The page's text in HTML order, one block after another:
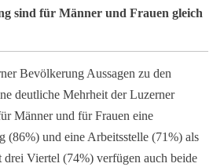
sind für Männer und Frauen gleich
Bevölkerung Aussagen zu den
deutliche Mehrheit der Luzerner
Männer und für Frauen eine
(86%) und eine Arbeitsstelle (71%) als
Viertel (74%) verfügen auch beide